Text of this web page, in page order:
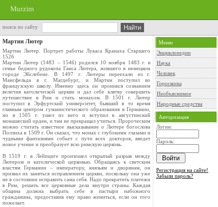
Murzim
поиск по сайту
Мартин Лютер
Мартин Лютер. Портрет работы Лукаса Кранаха Старшего
1526
Мартин Лютер (1483 – 1546) родился 10 ноября 1483 г. в
семье бедного рудокопа Ганса Лютера, жившего в немецком
городе Эйслебене. В 1497 г. Лютеры переехали из г.
Мансфельда в г. Магдебург, и Мартин поступил во
французскую школу. Именно здесь он проникся сознанием
величия католической церкви и дал себе клятву совершить
путешествие в Рим и стать монахом. В 1501 г. Лютер
поступил в Эрфуртский университет, бывший в то время
главным центром гуманистического образования в Германии,
но в 1505 г. ушел из него и вступил в августинский
монашеский орден, и там не прекращал учиться. Пророческим
можно считать известное высказывание о Лютере богослова
Поллиха в 1509 г. Он сказал, что монах с глубокими глазами и
чудными фантазиями собьет с пути всех докторов, введет
новое учение и преобразует всю римскую церковь.
В 1519 г. в Лейпциге произошел открытый разрыв между
Лютером и католической церковью. Обращаясь к светским
властям Германии – императору, князьям и дворянам, он
призвал их заняться исправлением церкви, поскольку она уже
не в состоянии исправить сама себя. Надо прекратить платежи
в Рим, решать все церковные дела внутри страны. Каждая
община должна выбрать себе в пастыри набожного
гражданина, предоставив ему право жениться, если он того
пожелает.
Меню
Энциклопедии
Наука
Человек
Гороскопы
Необъяснимое
Народные средства
Авторизация
Логин:
Пароль:
Регистрация на сайте!
Забыли пароль?